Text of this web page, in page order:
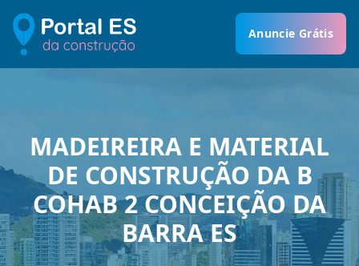
Anuncie Grátis
MADEIREIRA E MATERIAL
DE CONSTRUÇÃO DA B
COHAB 2 CONCEIÇÃO DA
BARRA ES